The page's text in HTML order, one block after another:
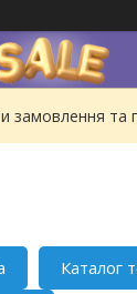
та
Каталог